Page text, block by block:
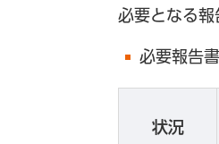
必要となる報
必要報告
状況